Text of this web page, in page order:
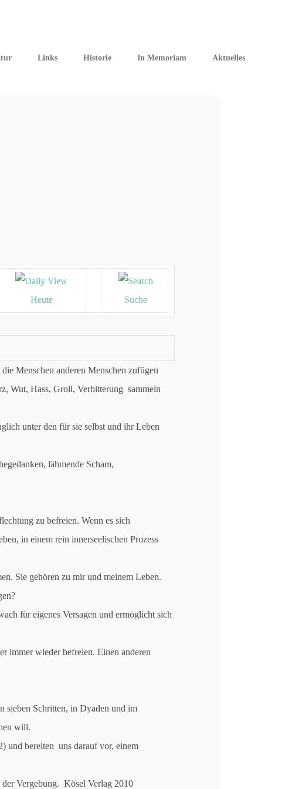
Links Historie In Memoriam Aktuelles
Heute Suche
Menschen anderen Menschen zufügen
Wut, Hass, Groll, Verbitterung sammeln
unter den für sie selbst und ihr Leben
lähmende Scham,
zu befreien. Wenn es sich
in einem rein innerseelischen Prozess
Sie gehören zu mir und meinem Leben.
für eigenes Versagen und ermöglicht sich
immer wieder befreien. Einen anderen
sieben Schritten, in Dyaden und im
will.
und bereiten uns darauf vor, einem
Vergebung. Kösel Verlag 2010